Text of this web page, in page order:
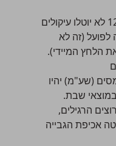
עצירת עיקולים: עד ה-12.4.2026 לא יוטלו עיקולים
לפועל (זה לא
הלחץ המיידי).
(שע"מ) יהיו
הרגילים,
אכיפת הגבייה